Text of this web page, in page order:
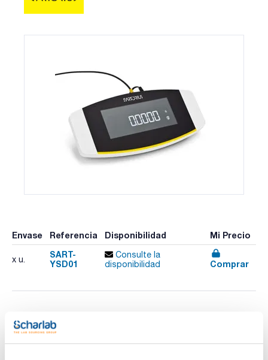
Envase Referencia Disponibilidad Mi Precio
x u.
SART-
YSD01
Consulte la
disponibilidad
Comprar